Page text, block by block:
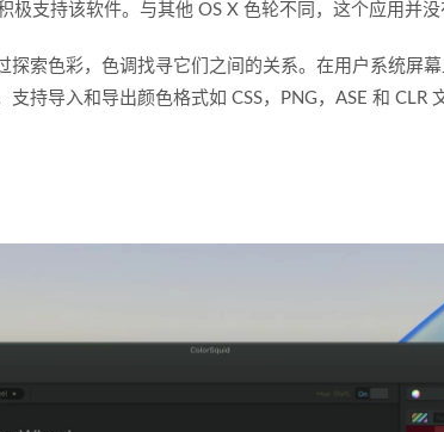
极支持该软件。与其他 OS X 色轮不同，这个应用并没
探索色彩，色调找寻它们之间的关系。在用户系统屏
持导入和导出颜色格式如 CSS，PNG，ASE 和 CLR